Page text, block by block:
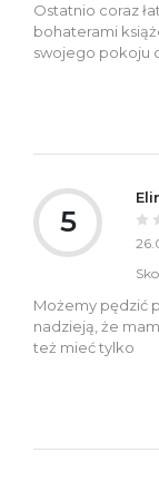
Ostatnio coraz
bohaterami
swojego pokoju
5
Możemy pędzić
nadzieją, że
też mieć tylko